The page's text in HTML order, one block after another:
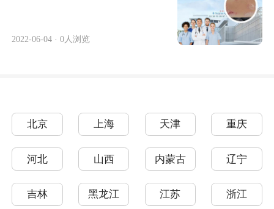
2022-06-04 · 0人浏览
北京 上海 天津 重庆
河北 山西 内蒙古 辽宁
吉林 黑龙江 江苏 浙江